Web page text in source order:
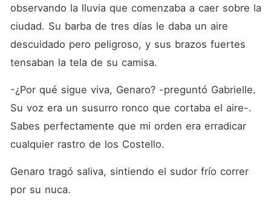
observando la lluvia que comenzaba a caer sobre la
ciudad. Su barba de tres días le daba un aire
descuidado pero peligroso, y sus brazos fuertes
tensaban la tela de su camisa.
-¿Por qué sigue viva, Genaro? -preguntó Gabrielle.
Su voz era un susurro ronco que cortaba el aire-.
Sabes perfectamente que mi orden era erradicar
cualquier rastro de los Costello.
Genaro tragó saliva, sintiendo el sudor frío correr
por su nuca.